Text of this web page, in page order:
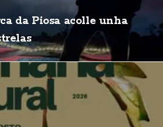
da Piosa acolle unha